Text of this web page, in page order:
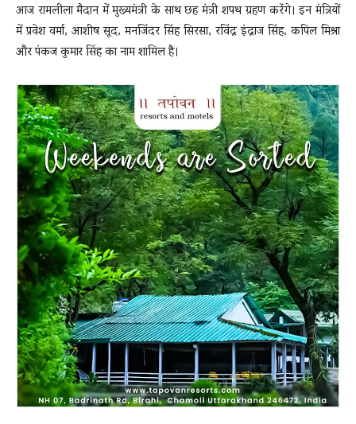
आज रामलीला मैदान में मुख्यमंत्री के साथ छह मंत्री शपथ ग्रहण करेंगे। इन मंत्रियों
में प्रवेश वर्मा, आशीष सूद, मनजिंदर सिंह सिरसा, रविंद्र इंद्राज सिंह, कपिल मिश्रा
और पंकज कुमार सिंह का नाम शामिल है।